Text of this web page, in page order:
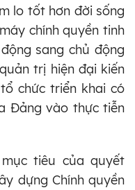
lo tốt hơn đời sống
chính quyền tinh
sang chủ động
trị hiện đại kiến
chức triển khai có
Đảng vào thực tiễn
tiêu của quyết
dựng Chính quyền